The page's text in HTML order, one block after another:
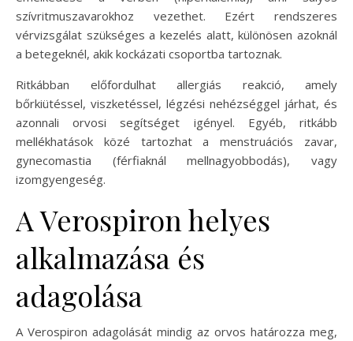
szívritmuszavarokhoz vezethet. Ezért rendszeres
vérvizsgálat szükséges a kezelés alatt, különösen azoknál
a betegeknél, akik kockázati csoportba tartoznak.
Ritkábban előfordulhat allergiás reakció, amely
bőrkiütéssel, viszketéssel, légzési nehézséggel járhat, és
azonnali orvosi segítséget igényel. Egyéb, ritkább
mellékhatások közé tartozhat a menstruációs zavar,
gynecomastia (férfiaknál mellnagyobbodás), vagy
izomgyengeség.
A Verospiron helyes
alkalmazása és
adagolása
A Verospiron adagolását mindig az orvos határozza meg,